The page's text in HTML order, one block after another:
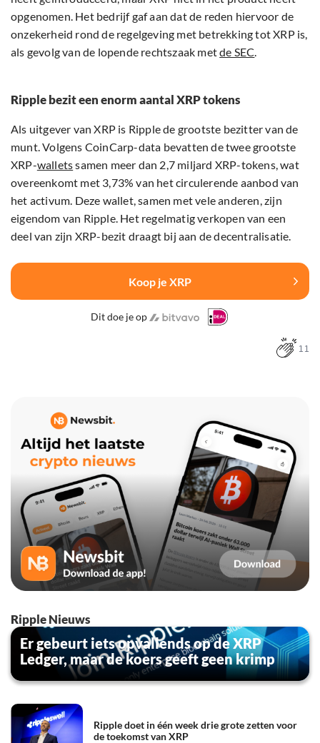
opgenomen. Het bedrijf gaf aan dat de reden hiervoor de
onzekerheid rond de regelgeving met betrekking tot XRP is,
als gevolg van de lopende rechtszaak metde SEC.
Ripple bezit een enorm aantal XRP tokens
Als uitgever van XRP is Ripple de grootste bezitter van de
munt. Volgens CoinCarp-data bevatten de twee grootste
XRP-walletssamen meer dan 2,7 miljard XRP-tokens, wat
overeenkomt met 3,73% van het circulerende aanbod van
het activum. Deze wallet, samen met vele anderen, zijn
eigendom van Ripple. Het regelmatig verkopen van een
deel van zijn XRP-bezit draagt bij aan de decentralisatie.
Koop je XRP
Dit doe je op
11
Ripple Nieuws
Er gebeurt iets opvallends op de XRP
Ledger, maar de koers geeft geen krimp
Ripple doet in één week drie grote zetten voor
de toekomst van XRP